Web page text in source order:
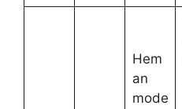
Hem
an
mode